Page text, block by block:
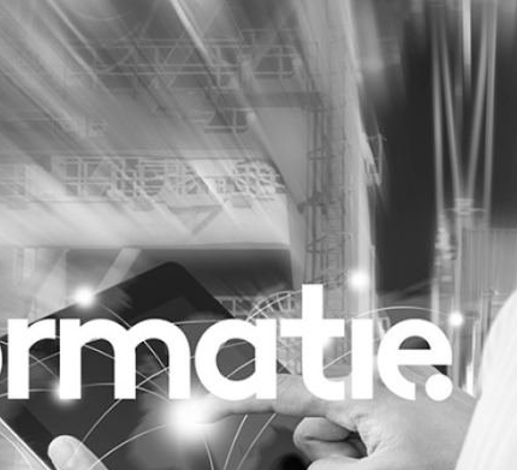
Purpose Marketing
Reputatie & crisis